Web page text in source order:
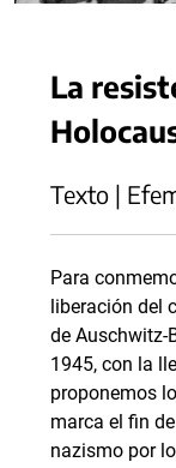
La
Texto |
Para
liberación del
de Auschwitz-
1945, con la
proponemos
marca el fin
nazismo por